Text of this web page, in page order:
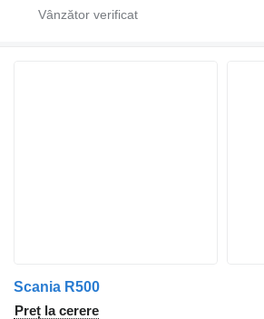
Scania R500
Preț la cerere